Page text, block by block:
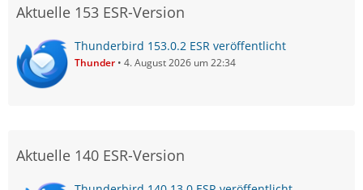
Aktuelle 153 ESR-Version
Thunderbird 153.0.2 ESR veröffentlicht
Thunder 4. August 2026 um 22:34
Aktuelle 140 ESR-Version